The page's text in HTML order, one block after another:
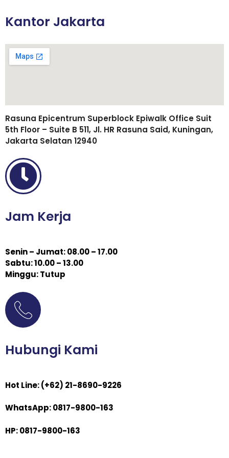
Kantor Jakarta
Rasuna Epicentrum Superblock Epiwalk Office Suit
5th Floor – Suite B 511, Jl. HR Rasuna Said, Kuningan,
Jakarta Selatan 12940
Jam Kerja
Senin – Jumat: 08.00 – 17.00
Sabtu: 10.00 – 13.00
Minggu: Tutup
Hubungi Kami
Hot Line: (+62) 21-8690-9226
WhatsApp: 0817-9800-163
HP: 0817-9800-163